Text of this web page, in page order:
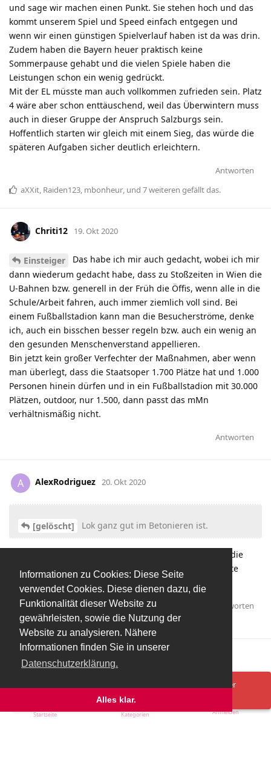
Informationen zu Cookies: Diese Seite
verwendet Cookies. Diese dienen dazu, die
Funktionalität dieser Website zu
gewährleisten, sowie die Nutzung der
Website zu analysieren. Nähere
Informationen finden Sie in unserer
Datenschutzerklärung.
Alles klar.
und sage wir machen einen Punkt. Sie stehen hoch und das
kommt unserem Spiel und Speed einfach entgegen und
wenn wir einen günstigen Spielverlauf haben ist da was drin.
Zudem haben die Bayern heuer praktisch keine
Sommerpause gehabt und die vielen Spiele haben die
Leistungen schon ein wenig gedrückt.
Mit der EL müsste man auch vollkommen zufrieden sein. Platz
4 wäre aber schon enttäuschend, weil das Überwintern muss
auch in dieser Gruppe der Anspruch Salzburgs sein.
Hoffentlich starten wir gleich mit einem Sieg, das würde die
späteren Aufgaben sicher deutlich erleichtern.
Antworten
aXXit, Raiden123, mbonheur, und 7weiteren gefällt das.
Chriti12 19. Okt 2020
Einsteiger
Das habe ich mir auch gedacht, wobei ich mir
dann wiederum gedacht habe, dass zu Stoßzeiten in Wien die
U-Bahnen bzw. generell in der Früh die Öffis, wenn alle in die
Schule/Arbeit fahren, auch immer ziemlich voll sind. Bei
einem Fußballstadion kann man die Besucherströme, denke
ich, auch ein bisschen besser regeln bzw. auch ein wenig an
den gesunden Menschenverstand appellieren.
Bin jetzt kein großer Verfechter der Maßnahmen, aber wenn
man überlegt, dass die Staatsoper 1.700 Plätze hat und 1.000
Personen hinein dürfen und in ein Fußballstadion mit 30.000
Plätzen, outdoor, nur 1.500, dann passt das mMn
verhältnismäßig nicht.
Antworten
A AlexRodriguez 20. Okt 2020
[gelöscht] Lok ganz gut im Betonieren ist.
Ach, gerade darauf wissen wir doch schon seit Jahren die
richtige Antwort: immer schön den Erfolg über die Mitte
Antworten
PatientZero hatauf diesen Beitrag geantwortet.
mmh1,Whoosback, und Ultimate84gefällt das
Mehr laden
Ups! Da ist was schief gelaufen. Bitte lade die Seite neu oder
Startseite Kategorien Anmelden